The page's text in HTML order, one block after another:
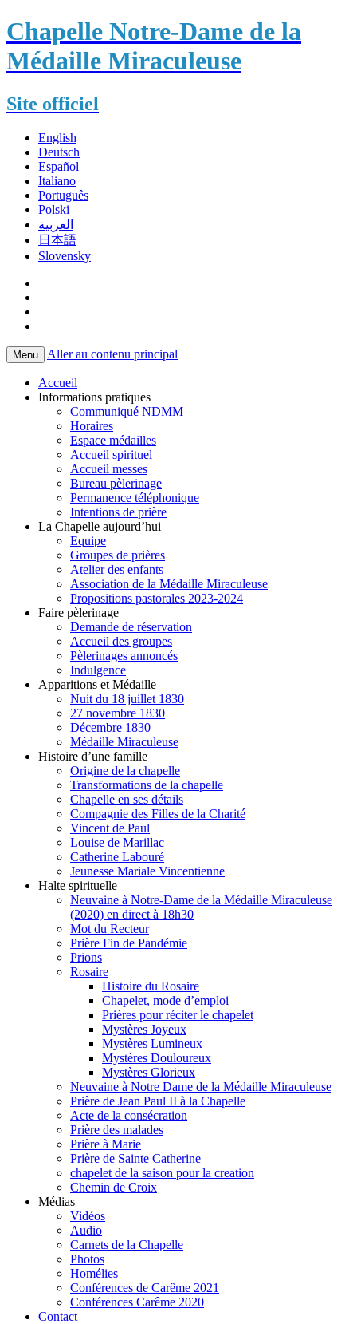
Chapelle Notre-Dame de la
Médaille Miraculeuse
Site officiel
English
Deutsch
Español
Italiano
Português
Polski
العربية
日本語
Slovensky
Menu Aller au contenu principal
Accueil
Informations pratiques
Communiqué NDMM
Horaires
Espace médailles
Accueil spirituel
Accueil messes
Bureau pèlerinage
Permanence téléphonique
Intentions de prière
La Chapelle aujourd’hui
Equipe
Groupes de prières
Atelier des enfants
Association de la Médaille Miraculeuse
Propositions pastorales 2023-2024
Faire pèlerinage
Demande de réservation
Accueil des groupes
Pèlerinages annoncés
Indulgence
Apparitions et Médaille
Nuit du 18 juillet 1830
27 novembre 1830
Décembre 1830
Médaille Miraculeuse
Histoire d’une famille
Origine de la chapelle
Transformations de la chapelle
Chapelle en ses détails
Compagnie des Filles de la Charité
Vincent de Paul
Louise de Marillac
Catherine Labouré
Jeunesse Mariale Vincentienne
Halte spirituelle
Neuvaine à Notre-Dame de la Médaille Miraculeuse
(2020) en direct à 18h30
Mot du Recteur
Prière Fin de Pandémie
Prions
Rosaire
Histoire du Rosaire
Chapelet, mode d’emploi
Prières pour réciter le chapelet
Mystères Joyeux
Mystères Lumineux
Mystères Douloureux
Mystères Glorieux
Neuvaine à Notre Dame de la Médaille Miraculeuse
Prière de Jean Paul II à la Chapelle
Acte de la consécration
Prière des malades
Prière à Marie
Prière de Sainte Catherine
chapelet de la saison pour la creation
Chemin de Croix
Médias
Vidéos
Audio
Carnets de la Chapelle
Photos
Homélies
Conférences de Carême 2021
Conférences Carême 2020
Contact